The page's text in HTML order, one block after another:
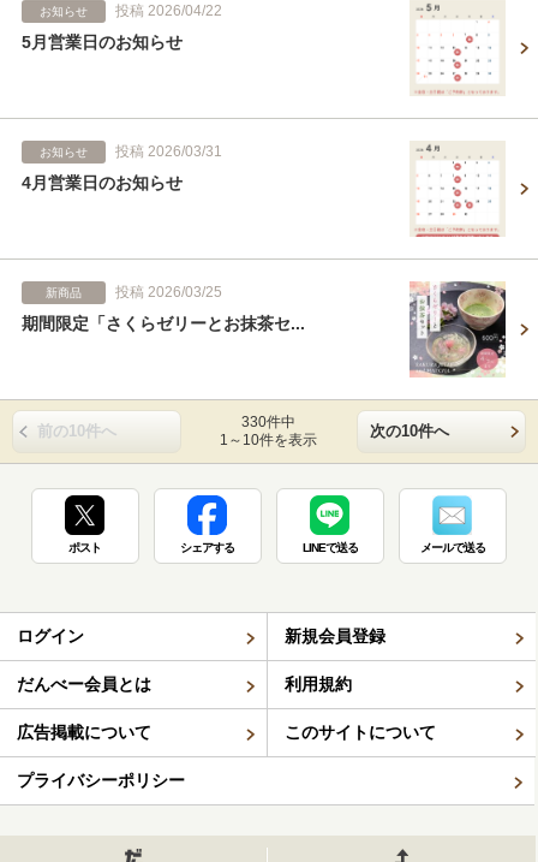
お知らせ 投稿 2026/04/22
5月営業日のお知らせ
お知らせ 投稿 2026/03/31
4月営業日のお知らせ
新商品 投稿 2026/03/25
期間限定「さくらゼリーとお抹茶セ...
前の10件へ
330件中
1～10件を表示
次の10件へ
ポスト シェアする LINEで送る メールで送る
ログイン 新規会員登録
だんべー会員とは 利用規約
広告掲載について このサイトについて
プライバシーポリシー